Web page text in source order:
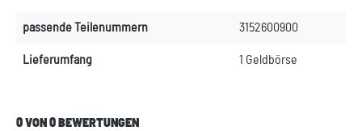
passende Teilenummern 3152600900
Lieferumfang 1 Geldbörse
0 VON 0 BEWERTUNGEN